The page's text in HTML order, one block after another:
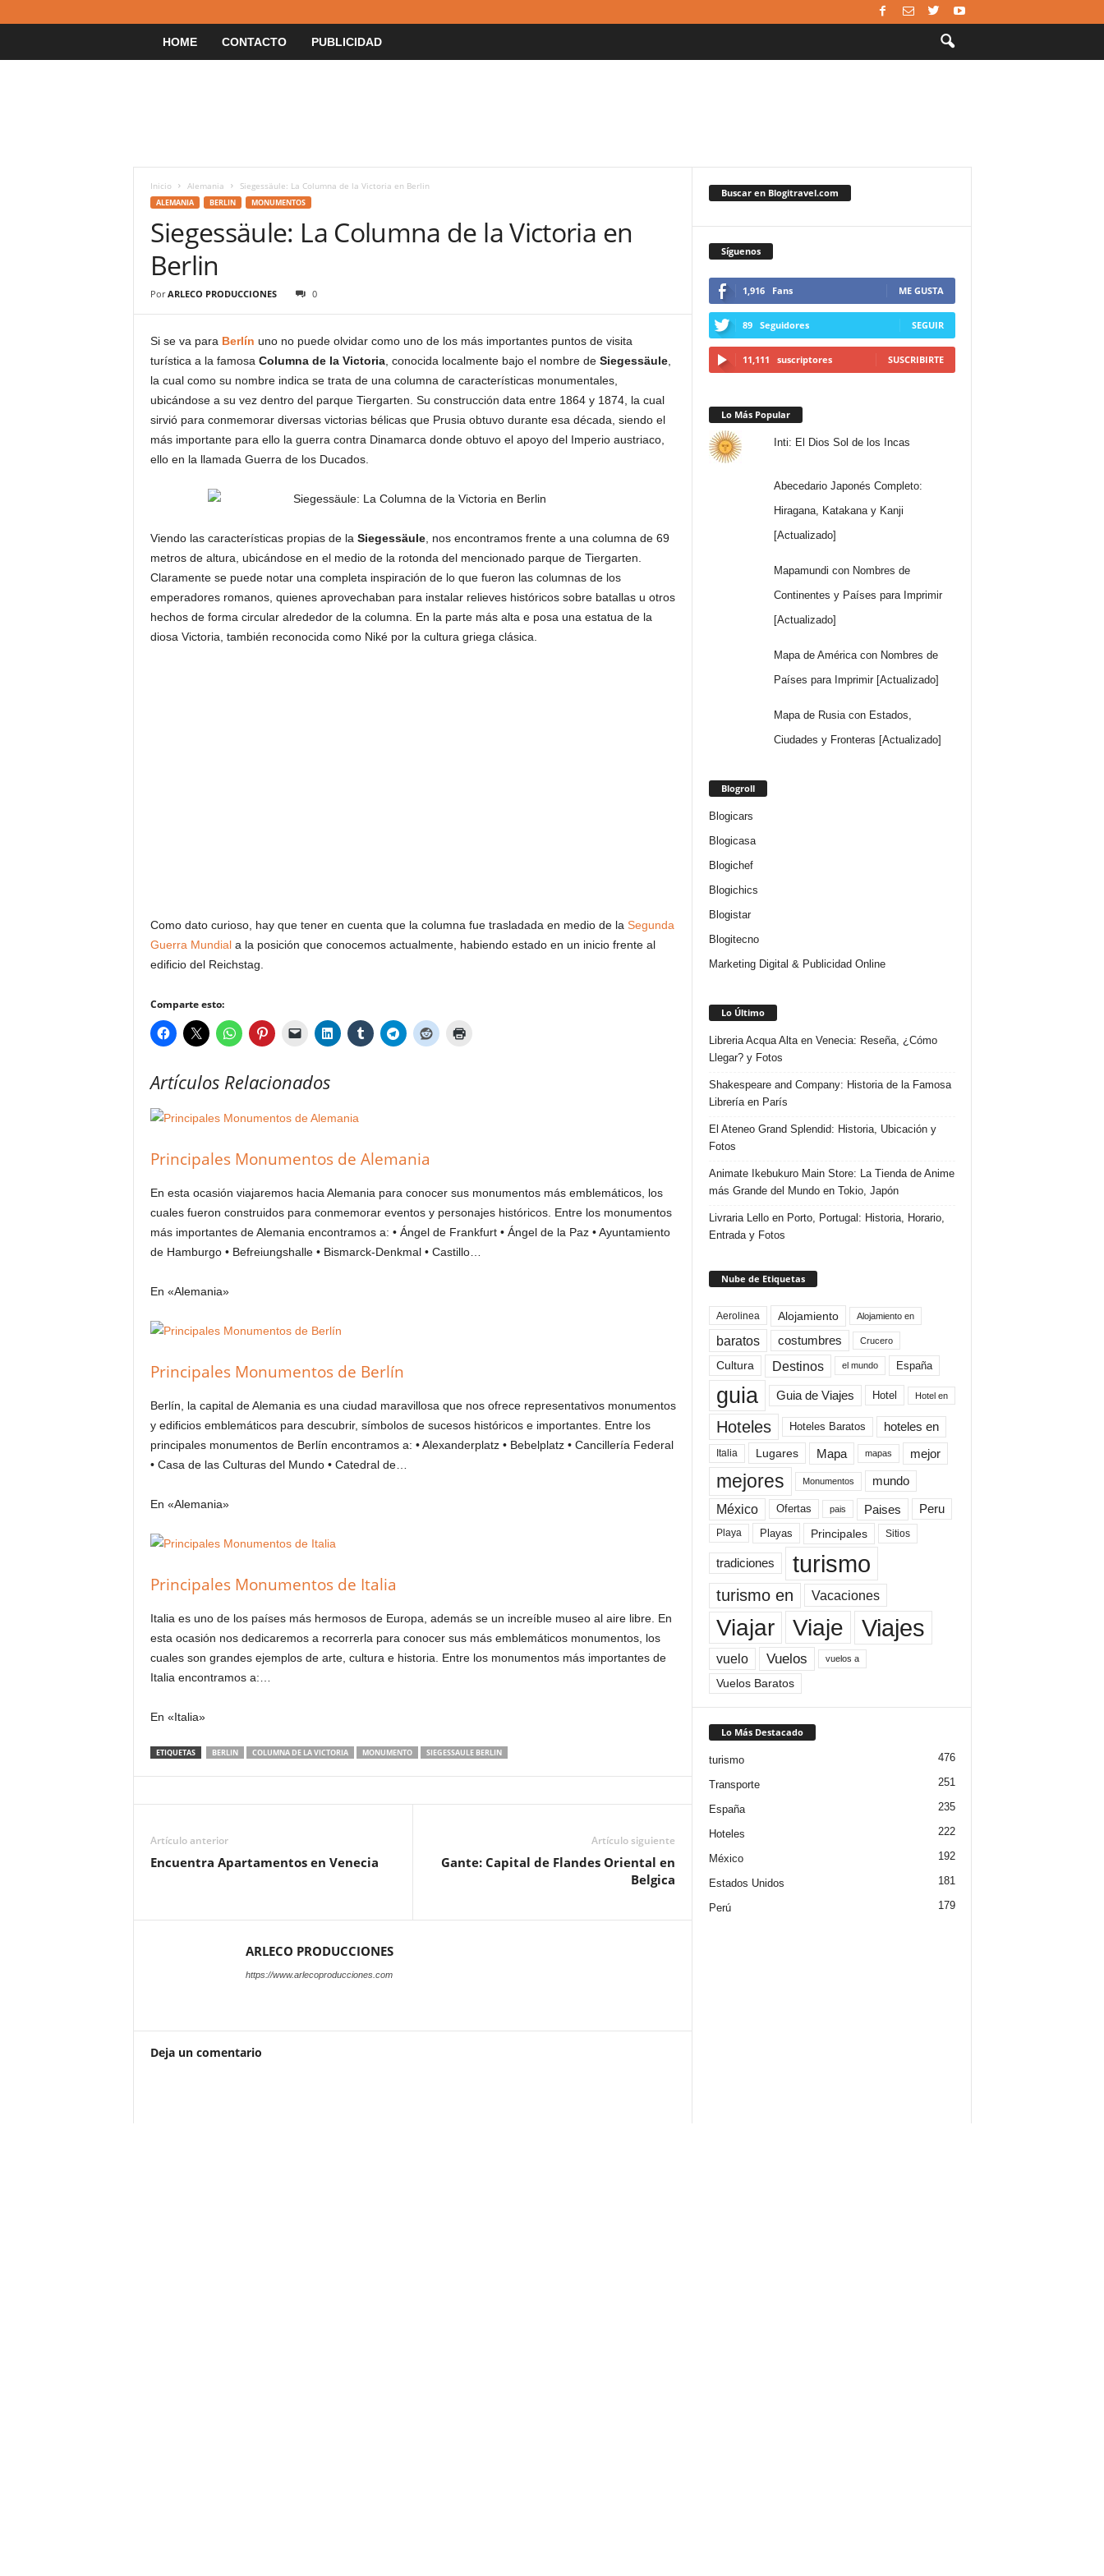
HOME CONTACTO PUBLICIDAD
Inicio Alemania Siegessäule: La Columna de la Victoria en Berlin
ALEMANIA BERLIN MONUMENTOS
Siegessäule: La Columna de la Victoria en
Berlin
Por ARLECO PRODUCCIONES 0
Si se va para Berlín uno no puede olvidar como uno de los más importantes puntos de visita
turística a la famosa Columna de la Victoria, conocida localmente bajo el nombre de Siegessäule,
la cual como su nombre indica se trata de una columna de características monumentales,
ubicándose a su vez dentro del parque Tiergarten. Su construcción data entre 1864 y 1874, la cual
sirvió para conmemorar diversas victorias bélicas que Prusia obtuvo durante esa década, siendo el
más importante para ello la guerra contra Dinamarca donde obtuvo el apoyo del Imperio austriaco,
ello en la llamada Guerra de los Ducados.
Viendo las características propias de la Siegessäule, nos encontramos frente a una columna de 69
metros de altura, ubicándose en el medio de la rotonda del mencionado parque de Tiergarten.
Claramente se puede notar una completa inspiración de lo que fueron las columnas de los
emperadores romanos, quienes aprovechaban para instalar relieves históricos sobre batallas u otros
hechos de forma circular alrededor de la columna. En la parte más alta e posa una estatua de la
diosa Victoria, también reconocida como Niké por la cultura griega clásica.
Como dato curioso, hay que tener en cuenta que la columna fue trasladada en medio de la Segunda
Guerra Mundiala la posición que conocemos actualmente, habiendo estado en un inicio frente al
edificio del Reichstag.
Comparte esto:
Artículos Relacionados
Principales Monumentos de Alemania
En esta ocasión viajaremos hacia Alemania para conocer sus monumentos más emblemáticos, los
cuales fueron construidos para conmemorar eventos y personajes históricos. Entre los monumentos
más importantes de Alemania encontramos a: • Ángel de Frankfurt • Ángel de la Paz • Ayuntamiento
de Hamburgo • Befreiungshalle • Bismarck-Denkmal • Castillo…
En «Alemania»
Principales Monumentos de Berlín
Berlín, la capital de Alemania es una ciudad maravillosa que nos ofrece representativos monumentos
y edificios emblemáticos para descubrir, símbolos de sucesos históricos e importantes. Entre los
principales monumentos de Berlín encontramos a: • Alexanderplatz • Bebelplatz • Cancillería Federal
• Casa de las Culturas del Mundo • Catedral de…
En «Alemania»
Principales Monumentos de Italia
Italia es uno de los países más hermosos de Europa, además se un increíble museo al aire libre. En
esta ocasión nos dedicaremos a recorrerla para conocer sus más emblemáticos monumentos, los
cuales son grandes ejemplos de arte, cultura e historia. Entre los monumentos más importantes de
Italia encontramos a:…
En «Italia»
ETIQUETAS BERLIN COLUMNA DE LA VICTORIA MONUMENTO SIEGESSAULE BERLIN
Artículo anterior
Encuentra Apartamentos en Venecia
Artículo siguiente
Gante: Capital de Flandes Oriental en
Belgica
ARLECO PRODUCCIONES
https://www.arlecoproducciones.com
Deja un comentario
Buscar en Blogitravel.com
Síguenos
1,916 Fans ME GUSTA
89 Seguidores SEGUIR
11,111 suscriptores SUSCRIBIRTE
Lo Más Popular
Inti: El Dios Sol de los Incas
Abecedario Japonés Completo:
Hiragana, Katakana y Kanji
[Actualizado]
Mapamundi con Nombres de
Continentes y Países para Imprimir
[Actualizado]
Mapa de América con Nombres de
Países para Imprimir [Actualizado]
Mapa de Rusia con Estados,
Ciudades y Fronteras [Actualizado]
Blogroll
Blogicars
Blogicasa
Blogichef
Blogichics
Blogistar
Blogitecno
Marketing Digital & Publicidad Online
Lo Último
Libreria Acqua Alta en Venecia: Reseña, ¿Cómo
Llegar? y Fotos
Shakespeare and Company: Historia de la Famosa
Librería en París
El Ateneo Grand Splendid: Historia, Ubicación y
Fotos
Animate Ikebukuro Main Store: La Tienda de Anime
más Grande del Mundo en Tokio, Japón
Livraria Lello en Porto, Portugal: Historia, Horario,
Entrada y Fotos
Nube de Etiquetas
Aerolinea Alojamiento Alojamiento en
baratos costumbres Crucero
Cultura Destinos el mundo España
guia Guia de Viajes Hotel Hotel en
Hoteles Hoteles Baratos hoteles en
Italia Lugares Mapa mapas mejor
mejores Monumentos mundo
México Ofertas pais Paises Peru
Playa Playas Principales Sitios
tradiciones turismo
turismo en Vacaciones
Viajar Viaje Viajes
vuelo Vuelos vuelos a
Vuelos Baratos
Lo Más Destacado
turismo 476
Transporte 251
España 235
Hoteles 222
México 192
Estados Unidos 181
Perú 179